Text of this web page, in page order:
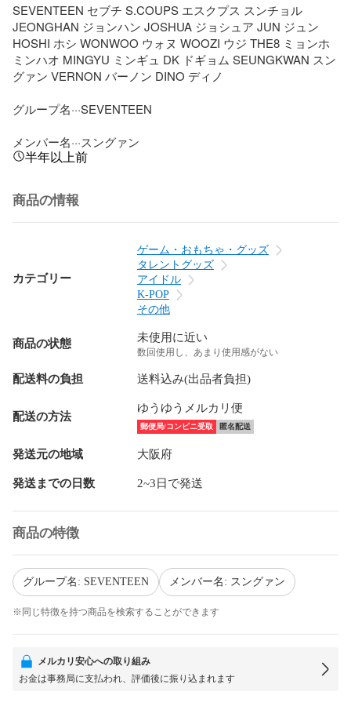
SEVENTEEN セブチ S.COUPS エスクプス スンチョル
JEONGHAN ジョンハン JOSHUA ジョシュア JUN ジュン
HOSHI ホシ WONWOO ウォヌ WOOZI ウジ THE8 ミョンホ
ミンハオ MINGYU ミンギュ DK ドギョム SEUNGKWAN スン
グァン VERNON バーノン DINO ディノ
グループ名···SEVENTEEN
メンバー名···スングァン
半年以上前
商品の情報
カテゴリー
ゲーム・おもちゃ・グッズ
タレントグッズ
アイドル
K-POP
その他
商品の状態 未使用に近い
数回使用し、あまり使用感がない
配送料の負担 送料込み(出品者負担)
配送の方法
ゆうゆうメルカリ便
郵便局/コンビニ受取 匿名配送
発送元の地域 大阪府
発送までの日数 2~3日で発送
商品の特徴
グループ名: SEVENTEEN メンバー名: スングァン
※同じ特徴を持つ商品を検索することができます
メルカリ安心への取り組み
お金は事務局に支払われ、評価後に振り込まれます